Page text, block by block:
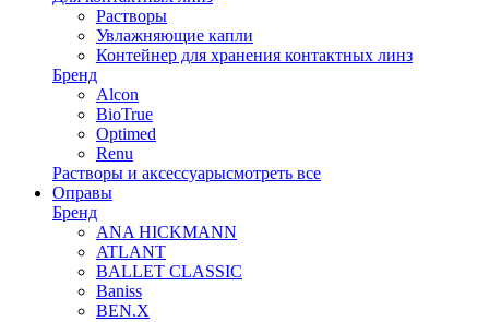
Растворы
Увлажняющие капли
Контейнер для хранения контактных линз
Бренд
Alcon
BioTrue
Optimed
Renu
Растворы и аксессуарысмотреть все
Оправы
Бренд
ANA HICKMANN
ATLANT
BALLET CLASSIC
Baniss
BEN.X